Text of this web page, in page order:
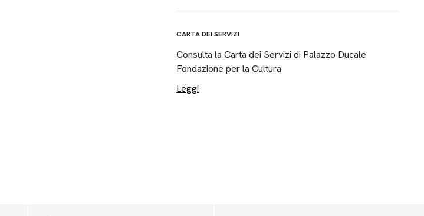
CARTA DEI SERVIZI
Consulta la Carta dei Servizi di Palazzo Ducale
Fondazione per la Cultura
Leggi